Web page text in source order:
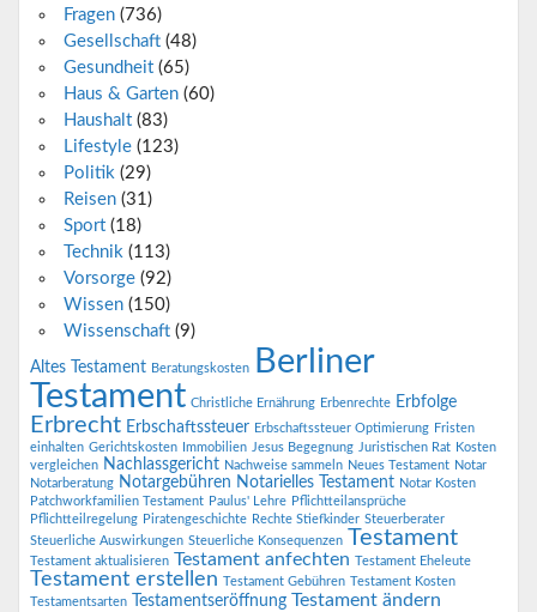
Fragen (736)
Gesellschaft (48)
Gesundheit (65)
Haus & Garten (60)
Haushalt (83)
Lifestyle (123)
Politik (29)
Reisen (31)
Sport (18)
Technik (113)
Vorsorge (92)
Wissen (150)
Wissenschaft (9)
Altes Testament Beratungskosten
Berliner
Testament Christliche Ernährung Erbenrechte Erbfolge
Erbrecht Erbschaftssteuer Erbschaftssteuer Optimierung Fristen
einhalten Gerichtskosten Immobilien Jesus Begegnung Juristischen Rat Kosten
vergleichen Nachlassgericht Nachweise sammeln Neues Testament Notar
Notarberatung Notargebühren Notarielles Testament Notar Kosten
Patchworkfamilien Testament Paulus' Lehre Pflichtteilansprüche
Pflichtteilregelung Piratengeschichte Rechte Stiefkinder Steuerberater
Steuerliche Auswirkungen Steuerliche Konsequenzen Testament
Testament aktualisieren Testament anfechten Testament Eheleute
Testament erstellen Testament Gebühren Testament Kosten
Testamentsarten
Testamentseröffnung Testament ändern